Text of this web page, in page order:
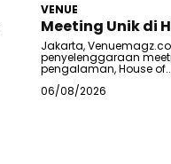
VENUE
Meeting Unik di
Jakarta,
penyelenggaraan
pengalaman, House
06/08/2026